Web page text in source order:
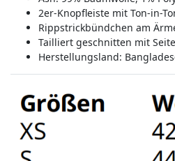
2er-Knopfleiste mit Ton-in-
Rippstrickbündchen am
Tailliert geschnitten mit
Herstellungsland: